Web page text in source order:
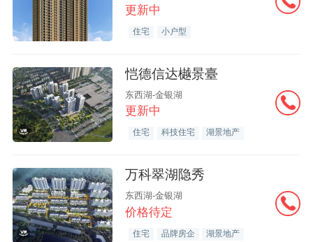
更新中
住宅 小户型
恺德信达樾景臺
东西湖-金银湖
更新中
住宅 科技住宅 湖景地产
万科翠湖隐秀
东西湖-金银湖
价格待定
住宅 品牌房企 湖景地产